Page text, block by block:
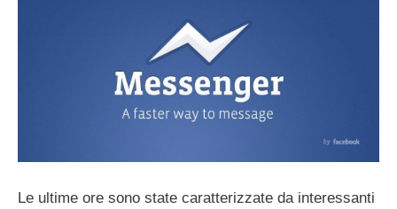
Le ultime ore sono state caratterizzate da interessanti